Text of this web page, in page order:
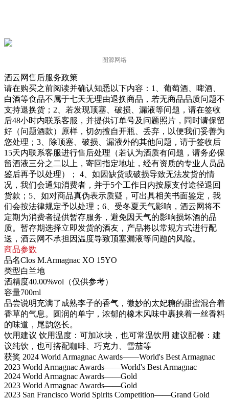
图源网络
酒云网售后服务政策
请在购买之前阅读并确认知悉以下内容： 1、葡萄酒、啤酒、
白酒等食品不属于七天无理由退换商品，若无商品品质问题不
支持退换货； 2、若发现顶塞、破损、漏液等问题，请在签收
后48小时内联系客服，并提供订单号及问题照片，同时请保留
好（问题酒款）原样，切勿擅自开瓶、丢弃，以便我们妥善为
您处理； 3、除顶塞、破损、漏液外的其他问题，请于签收后
15天内联系客服进行售后处理（若认为酒质有问题，请务必保
留酒液三分之二以上，寄回指定地址，经有资质的专业人员品
鉴后再予以处理）；
4、如因缺货或破损导致无法发货的情
况，我们会通知消费者，并于5个工作日内按原支付途径退回
货款； 5、如对商品真伪表示质疑，可出具相关书面鉴定，我
们会按法律规定予以处理； 6、受冬夏天气影响，酒云网将不
定期为消费者提供暂存服务，避免因天气的影响损坏酒的品
质。暂存期选择立即发货的酒友，产品将以常规方式进行配
送，酒云网不承担因温度导致顶塞漏液等问题的风险。
商品参数
品名Clos M.Armagnac XO 15YO
类型白兰地
酒精度40.00%vol（仅供参考）
容量700ml
品尝说明充满了成熟李子的香气，微妙的太妃糖的甜蜜混合着
香草的气息。圆润的单宁，浓郁的橡木风味中裹挟着一丝香料
的味道，尾韵悠长。
饮用建议 饮用温度：可加冰块，也可常温饮用 建议配餐：建
议纯饮，也可搭配咖啡、巧克力、雪茄等
获奖 2024 World Armagnac Awards——World's Best Armagnac
2023 World Armagnac Awards——World's Best Armagnac
2024 World Armagnac Awards——Gold
2023 World Armagnac Awards——Gold
2023 San Francisco World Spirits Competition——Grand Gold